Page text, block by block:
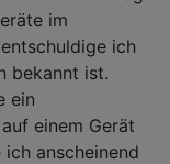
im
ich
bekannt ist.
ein
einem Gerät
anscheinend